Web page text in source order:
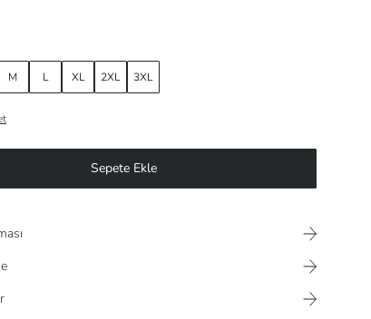
M L XL 2XL 3XL
Sepete Ekle